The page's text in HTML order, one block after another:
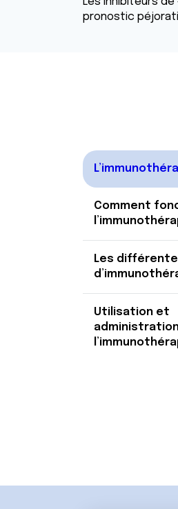
pronostic
Comment
Les
Utilisation et